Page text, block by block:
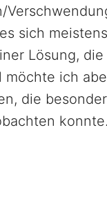
sich
Lösung,
ich
die